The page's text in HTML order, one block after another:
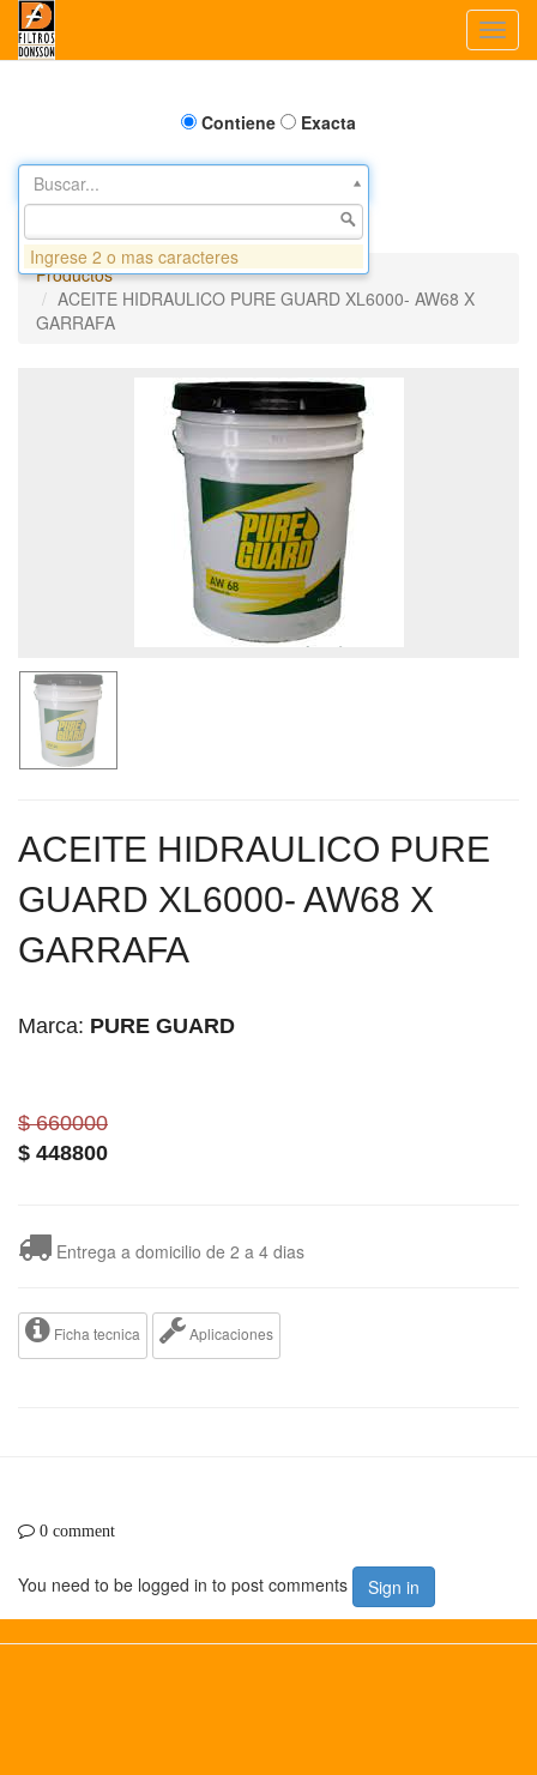
Contiene Exacta
Buscar...
Productos
ACEITE HIDRAULICO PURE GUARD XL6000- AW68 X
GARRAFA
ACEITE HIDRAULICO PURE
GUARD XL6000- AW68 X
GARRAFA
Marca: PURE GUARD
$ 660000
$ 448800
Entrega a domicilio de 2 a 4 dias
Ficha tecnica Aplicaciones
0 comment
You need to be logged in to post comments Sign in
Ingrese 2 o mas caracteres